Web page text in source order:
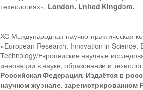
технологиях». London. United Kingdom.
XC Международная научно-практическая
«European Research: Innovation in Science,
Technology/Европейские научные
инновации в науке, образовании и
Российская Федерация. Издаётся в
научном журнале, зарегистрированном